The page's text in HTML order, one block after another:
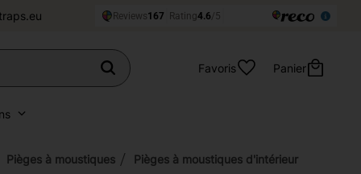
Favoris Panier
Pièges à moustiques Pièges à moustiques d'intérieur